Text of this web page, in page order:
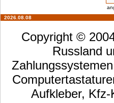
2026.08.08
Copyright ©
Russland
Aufkleber,